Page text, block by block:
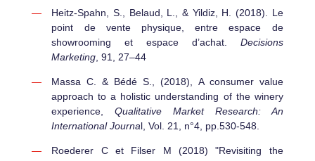
Heitz-Spahn, S., Belaud, L., & Yildiz, H. (2018). Le
point de vente physique, entre espace de
showrooming et espace d’achat. Decisions
Marketing , 91, 27–44
Massa C. & Bédé S., (2018), A consumer value
approach to a holistic understanding of the winery
experience,Qualitative Market Research: An
International Journal, Vol. 21, n°4, pp.530-548.
Roederer C et Filser M (2018) "Revisiting the